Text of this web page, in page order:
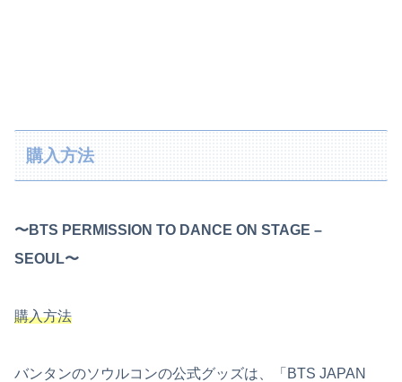
購入方法
〜BTS PERMISSION TO DANCE ON STAGE –
SEOUL〜
購入方法
バンタンのソウルコンの公式グッズは、「BTS JAPAN